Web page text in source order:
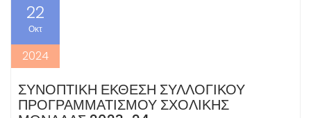
22
Οκτ
2024
ΣΥΝΟΠΤΙΚΗ ΕΚΘΕΣΗ ΣΥΛΛΟΓΙΚΟΥ
ΠΡΟΓΡΑΜΜΑΤΙΣΜΟΥ ΣΧΟΛΙΚΗΣ